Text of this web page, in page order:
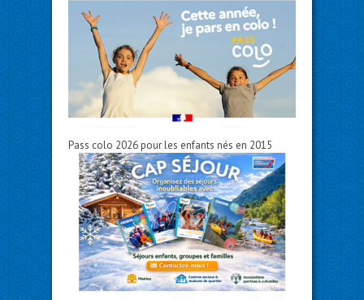
Pass colo 2026 pour les enfants nés en 2015